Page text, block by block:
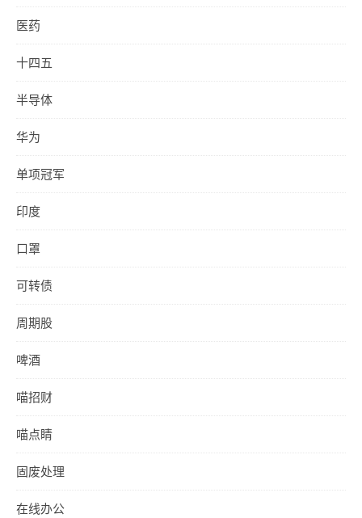
医药
十四五
半导体
华为
单项冠军
印度
口罩
可转债
周期股
啤酒
喵招财
喵点睛
固废处理
在线办公